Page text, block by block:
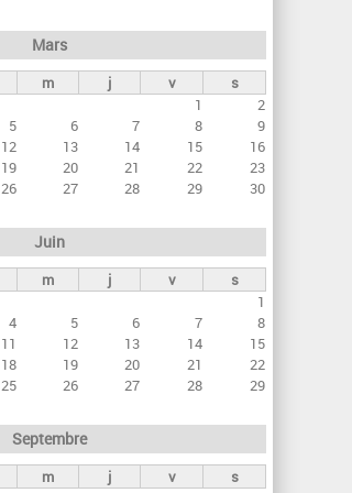
Mars
m j v
s
1
2
5 6 7 8
9
12 13 14 15
16
19 20 21 22
23
26 27 28 29
30
Juin
m j v
s
1
4 5 6 7
8
11 12 13 14
15
18 19 20 21
22
25 26 27 28
29
Septembre
m j v
s